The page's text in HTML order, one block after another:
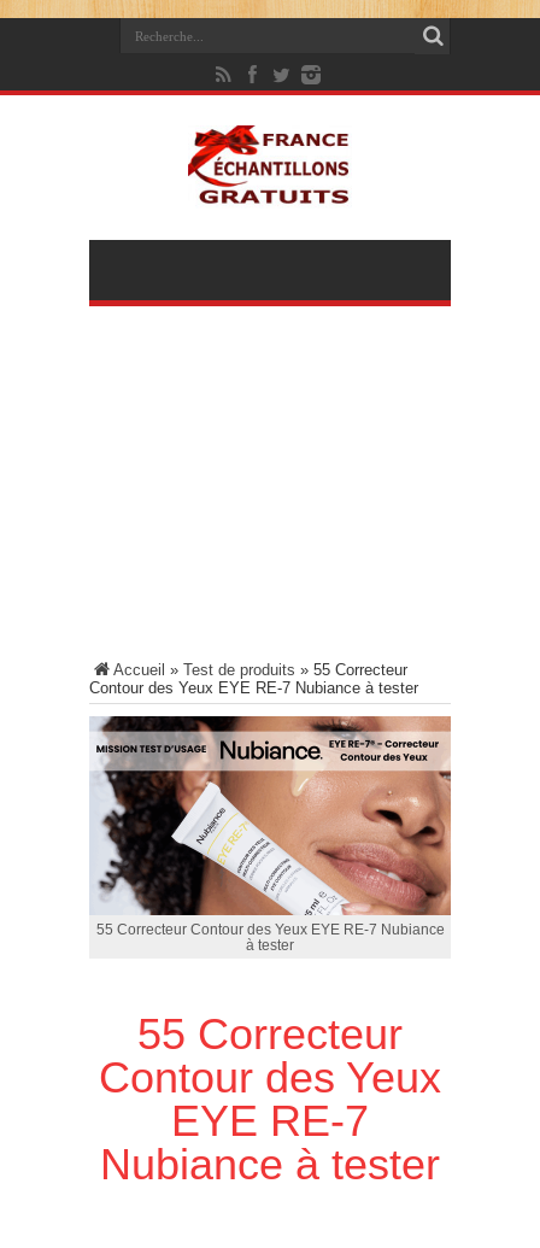
Accueil » Test de produits » 55 Correcteur
Contour des Yeux EYE RE-7 Nubiance à tester
55 Correcteur Contour des Yeux EYE RE-7 Nubiance
à tester
55 Correcteur
Contour des Yeux
EYE RE-7
Nubiance à tester